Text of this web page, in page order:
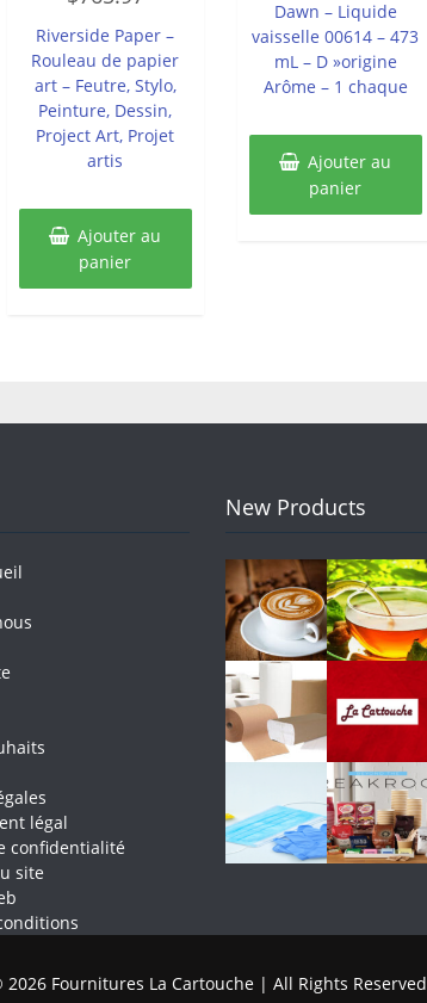
sur
Riverside Paper –
Rouleau de papier
art – Feutre, Stylo,
Peinture, Dessin,
Project Art, Projet
artis
Ajouter au
panier
Dawn – Liquide
vaisselle 00614 – 473
mL – D »origine
Arôme – 1 chaque
Ajouter au
panier
légal
confidentialité
site
New Products
2026 Fournitures La Cartouche | All Rights Reserved